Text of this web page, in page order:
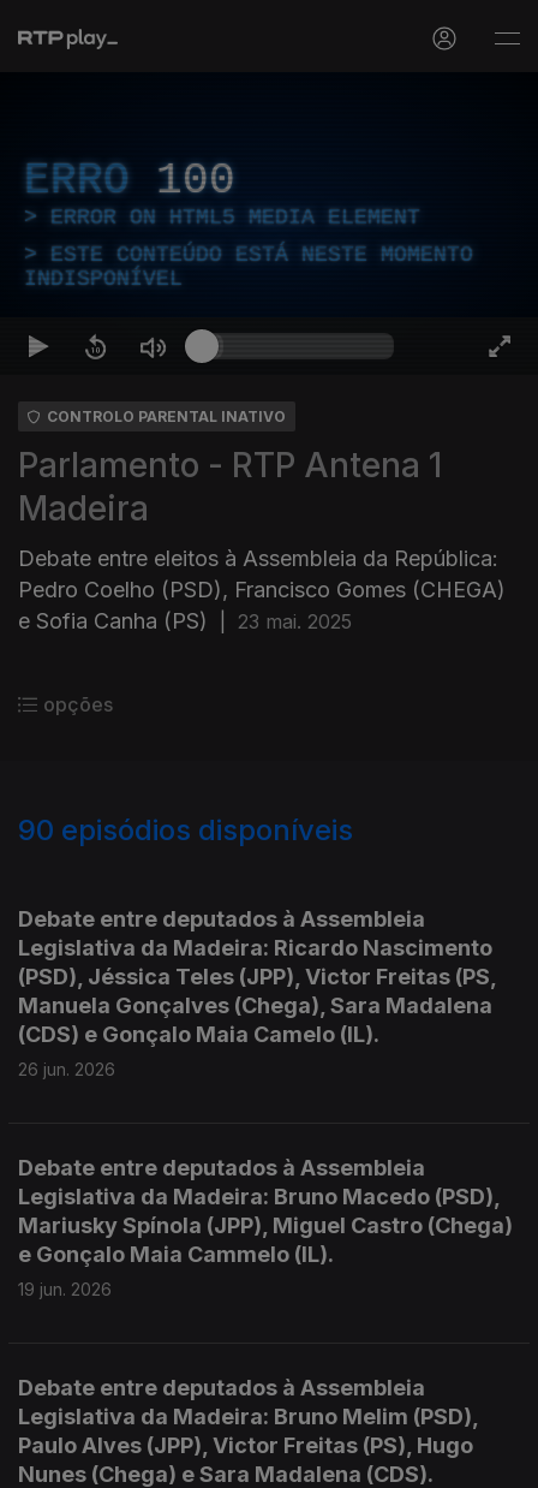
ERRO 100
ERROR ON HTML5 MEDIA ELEMENT
ESTE CONTEÚDO ESTÁ NESTE MOMENTO
INDISPONÍVEL
CONTROLO PARENTAL INATIVO
Parlamento - RTP Antena 1
Madeira
Debate entre eleitos à Assembleia da República:
Pedro Coelho (PSD), Francisco Gomes (CHEGA)
e Sofia Canha (PS)
23 mai. 2025
opções
90 episódios disponíveis
Debate entre deputados à Assembleia
Legislativa da Madeira: Ricardo Nascimento
(PSD), Jéssica Teles (JPP), Victor Freitas (PS,
Manuela Gonçalves (Chega), Sara Madalena
(CDS) e Gonçalo Maia Camelo (IL).
26 jun. 2026
Debate entre deputados à Assembleia
Legislativa da Madeira: Bruno Macedo (PSD),
Mariusky Spínola (JPP), Miguel Castro (Chega)
e Gonçalo Maia Cammelo (IL).
19 jun. 2026
Debate entre deputados à Assembleia
Legislativa da Madeira: Bruno Melim (PSD),
Paulo Alves (JPP), Victor Freitas (PS), Hugo
Nunes (Chega) e Sara Madalena (CDS).